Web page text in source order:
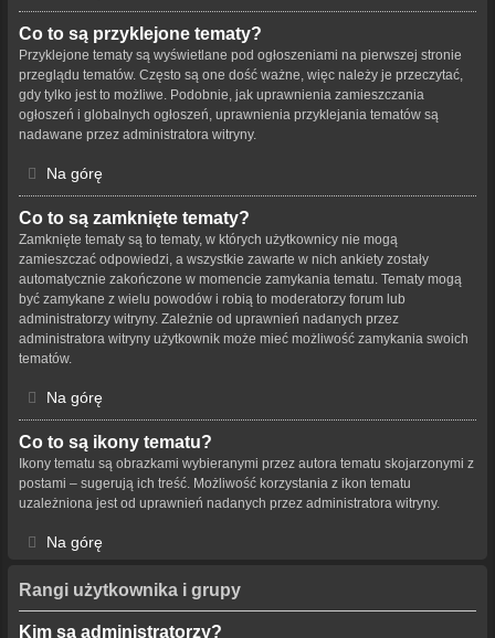
Co to są przyklejone tematy?
Przyklejone tematy są wyświetlane pod ogłoszeniami na pierwszej stronie
przeglądu tematów. Często są one dość ważne, więc należy je przeczytać,
gdy tylko jest to możliwe. Podobnie, jak uprawnienia zamieszczania
ogłoszeń i globalnych ogłoszeń, uprawnienia przyklejania tematów są
nadawane przez administratora witryny.
Na górę
Co to są zamknięte tematy?
Zamknięte tematy są to tematy, w których użytkownicy nie mogą
zamieszczać odpowiedzi, a wszystkie zawarte w nich ankiety zostały
automatycznie zakończone w momencie zamykania tematu. Tematy mogą
być zamykane z wielu powodów i robią to moderatorzy forum lub
administratorzy witryny. Zależnie od uprawnień nadanych przez
administratora witryny użytkownik może mieć możliwość zamykania swoich
tematów.
Na górę
Co to są ikony tematu?
Ikony tematu są obrazkami wybieranymi przez autora tematu skojarzonymi z
postami – sugerują ich treść. Możliwość korzystania z ikon tematu
uzależniona jest od uprawnień nadanych przez administratora witryny.
Na górę
Rangi użytkownika i grupy
Kim są administratorzy?